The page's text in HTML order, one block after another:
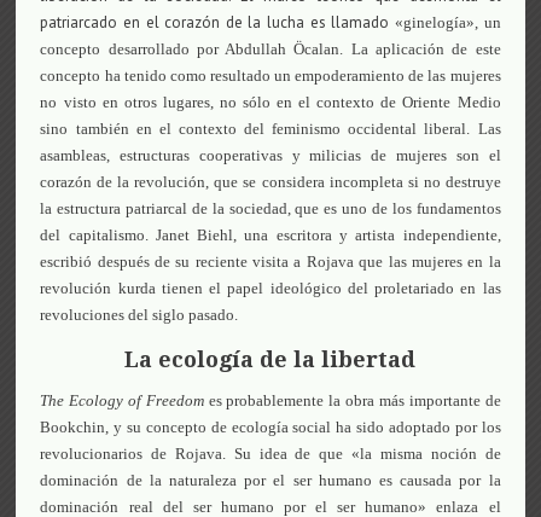
patriarcado en el corazón de la lucha es llamado «ginelogía», un
concepto desarrollado por Abdullah Öcalan. La aplicación de este
concepto ha tenido como resultado un empoderamiento de las mujeres
no visto en otros lugares, no sólo en el contexto de Oriente Medio
sino también en el contexto del feminismo occidental liberal. Las
asambleas, estructuras cooperativas y milicias de mujeres son el
corazón de la revolución, que se considera incompleta si no destruye
la estructura patriarcal de la sociedad, que es uno de los fundamentos
del capitalismo. Janet Biehl, una escritora y artista independiente,
escribió después de su reciente visita a Rojava que las mujeres en la
revolución kurda tienen el papel ideológico del proletariado en las
revoluciones del siglo pasado.
La ecología de la libertad
The Ecology of Freedom es probablemente la obra más importante de
Bookchin, y su concepto de ecología social ha sido adoptado por los
revolucionarios de Rojava. Su idea de que «la misma noción de
dominación de la naturaleza por el ser humano es causada por la
dominación real del ser humano por el ser humano» enlaza el